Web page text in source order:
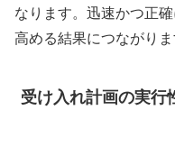
なります。迅速かつ正
高める結果につながりま
受け入れ計画の実行